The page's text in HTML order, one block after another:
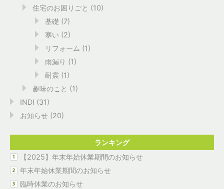
住宅のお困りごと (10)
基礎 (7)
寒い (2)
リフォーム (1)
雨漏り (1)
耐震 (1)
趣味のこと (1)
INDI (31)
お知らせ (20)
ランキング
【2025】年末年始休業期間のお知らせ
年末年始休業期間のお知らせ
臨時休業のお知らせ